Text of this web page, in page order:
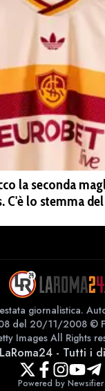
la seconda
C'è lo stemma del
giornalistica.
del 20/11/2008 ©
Images All Rights
LaRoma24- Tutti i
Powered by Newsifier